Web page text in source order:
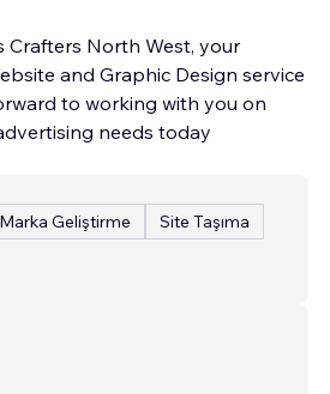
Crafters North West, your
and Graphic Design service
to working with you on
needs today
Marka Geliştirme
Site Taşıma